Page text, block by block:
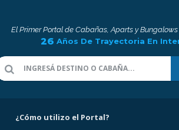
El Primer Portal de Cabañas, Aparts y
26 Años De Trayectoria En
¿Cómo utilizo el Portal?